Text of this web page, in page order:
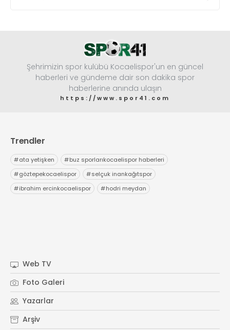
Şehrimizin spor kulübü Kocaelispor'un en güncel
haberleri ve gündeme dair son dakika spor
haberlerine anında ulaşın
https://www.spor41.com
Trendler
#ata yetişken #buz sporlarıkocaelispor haberleri
#göztepekocaelispor #selçuk inankağıtspor
#ibrahim ercinkocaelispor #hodri meydan
Web TV
Foto Galeri
Yazarlar
Arşiv